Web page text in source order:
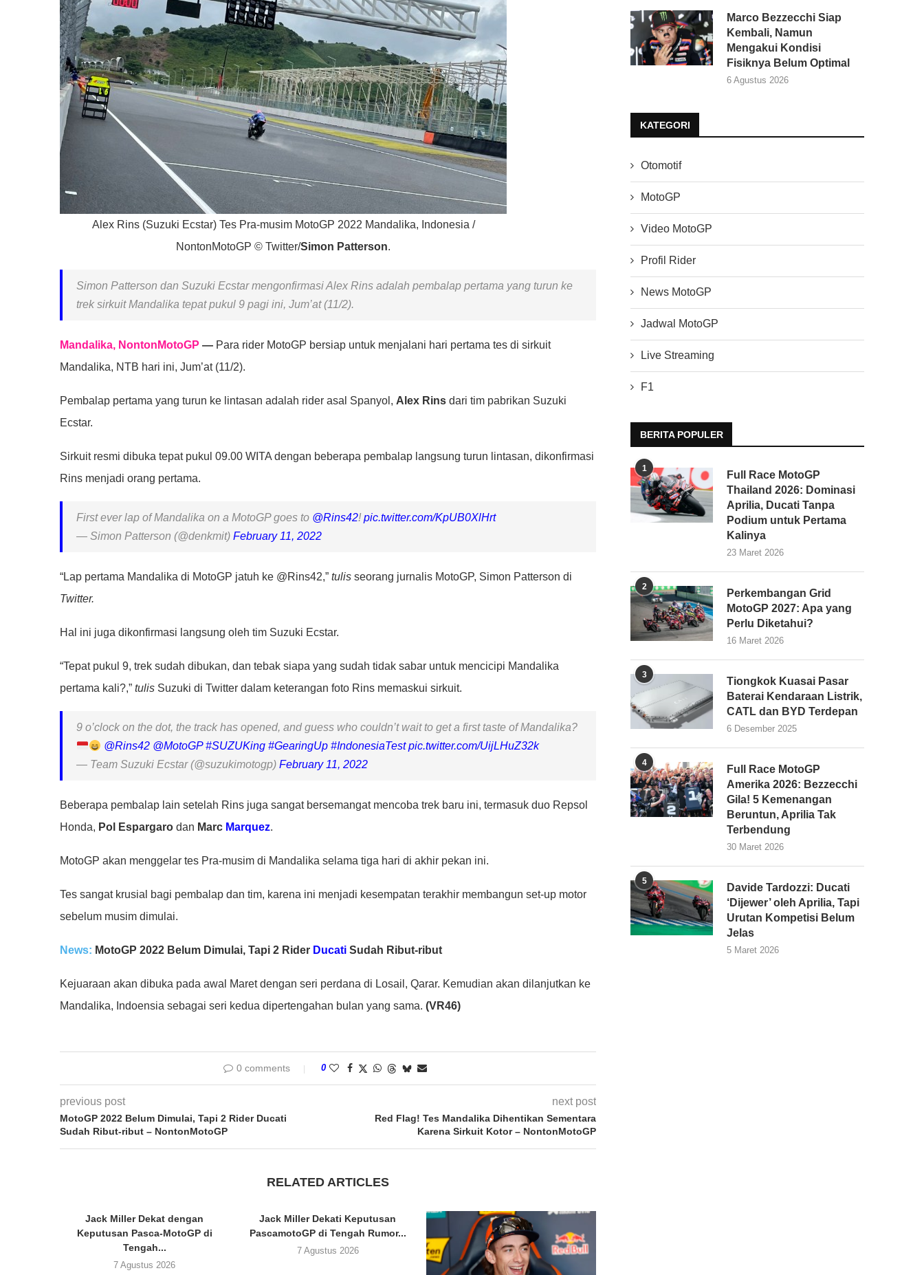
Alex Rins (Suzuki Ecstar) Tes Pra-musim MotoGP 2022 Mandalika, Indonesia /
NontonMotoGP © Twitter/Simon Patterson.
Simon Patterson dan Suzuki Ecstar mengonfirmasi Alex Rins adalah pembalap pertama yang turun ke
trek sirkuit Mandalika tepat pukul 9 pagi ini, Jum’at (11/2).
Mandalika, NontonMotoGP — Para rider MotoGP bersiap untuk menjalani hari pertama tes di sirkuit
Mandalika, NTB hari ini, Jum’at (11/2).
Pembalap pertama yang turun ke lintasan adalah rider asal Spanyol, Alex Rins dari tim pabrikan Suzuki
Ecstar.
Sirkuit resmi dibuka tepat pukul 09.00 WITA dengan beberapa pembalap langsung turun lintasan, dikonfirmasi
Rins menjadi orang pertama.
First ever lap of Mandalika on a MotoGP goes to @Rins42! pic.twitter.com/KpUB0XlHrt
— Simon Patterson (@denkmit) February 11, 2022
“Lap pertama Mandalika di MotoGP jatuh ke @Rins42,” tulis seorang jurnalis MotoGP, Simon Patterson di
Twitter.
Hal ini juga dikonfirmasi langsung oleh tim Suzuki Ecstar.
“Tepat pukul 9, trek sudah dibukan, dan tebak siapa yang sudah tidak sabar untuk mencicipi Mandalika
pertama kali?,” tulis Suzuki di Twitter dalam keterangan foto Rins memaskui sirkuit.
9 o’clock on the dot, the track has opened, and guess who couldn’t wait to get a first taste of Mandalika?
@Rins42 @MotoGP #SUZUKing #GearingUp #IndonesiaTest pic.twitter.com/UijLHuZ32k
— Team Suzuki Ecstar (@suzukimotogp) February 11, 2022
Beberapa pembalap lain setelah Rins juga sangat bersemangat mencoba trek baru ini, termasuk duo Repsol
Honda, Pol Espargaro dan Marc Marquez.
MotoGP akan menggelar tes Pra-musim di Mandalika selama tiga hari di akhir pekan ini.
Tes sangat krusial bagi pembalap dan tim, karena ini menjadi kesempatan terakhir membangun set-up motor
sebelum musim dimulai.
News: MotoGP 2022 Belum Dimulai, Tapi 2 Rider Ducati Sudah Ribut-ribut
Kejuaraan akan dibuka pada awal Maret dengan seri perdana di Losail, Qarar. Kemudian akan dilanjutkan ke
Mandalika, Indoensia sebagai seri kedua dipertengahan bulan yang sama. (VR46)
0 comments 0
previous post
MotoGP 2022 Belum Dimulai, Tapi 2 Rider Ducati
Sudah Ribut-ribut – NontonMotoGP
next post
Red Flag! Tes Mandalika Dihentikan Sementara
Karena Sirkuit Kotor – NontonMotoGP
RELATED ARTICLES
Jack Miller Dekat dengan
Keputusan Pasca-MotoGP di
Tengah...
7 Agustus 2026
Jack Miller Dekati Keputusan
PascamotoGP di Tengah Rumor...
7 Agustus 2026
Marco Bezzecchi Siap
Kembali, Namun
Mengakui Kondisi
Fisiknya Belum Optimal
6 Agustus 2026
KATEGORI
Otomotif
MotoGP
Video MotoGP
Profil Rider
News MotoGP
Jadwal MotoGP
Live Streaming
F1
BERITA POPULER
1
Full Race MotoGP
Thailand 2026: Dominasi
Aprilia, Ducati Tanpa
Podium untuk Pertama
Kalinya
23 Maret 2026
2
Perkembangan Grid
MotoGP 2027: Apa yang
Perlu Diketahui?
16 Maret 2026
3
Tiongkok Kuasai Pasar
Baterai Kendaraan Listrik,
CATL dan BYD Terdepan
6 Desember 2025
4
Full Race MotoGP
Amerika 2026: Bezzecchi
Gila! 5 Kemenangan
Beruntun, Aprilia Tak
Terbendung
30 Maret 2026
5
Davide Tardozzi: Ducati
‘Dijewer’ oleh Aprilia, Tapi
Urutan Kompetisi Belum
Jelas
5 Maret 2026